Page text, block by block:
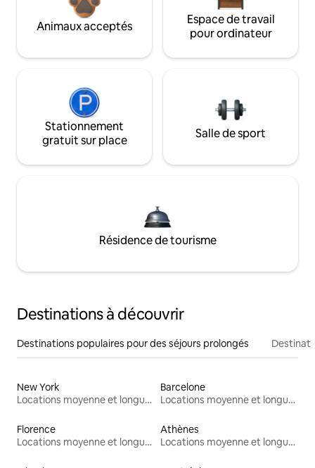
Animaux acceptés
Espace de travail
pour ordinateur
Stationnement
gratuit sur place
Salle de sport
Résidence de tourisme
Destinations à découvrir
Destinations populaires pour des séjours prolongés
New York
Locations moyenne et longue durée
Barcelone
Locations moyenne et longue durée
Florence
Locations moyenne et longue durée
Athènes
Locations moyenne et longue durée